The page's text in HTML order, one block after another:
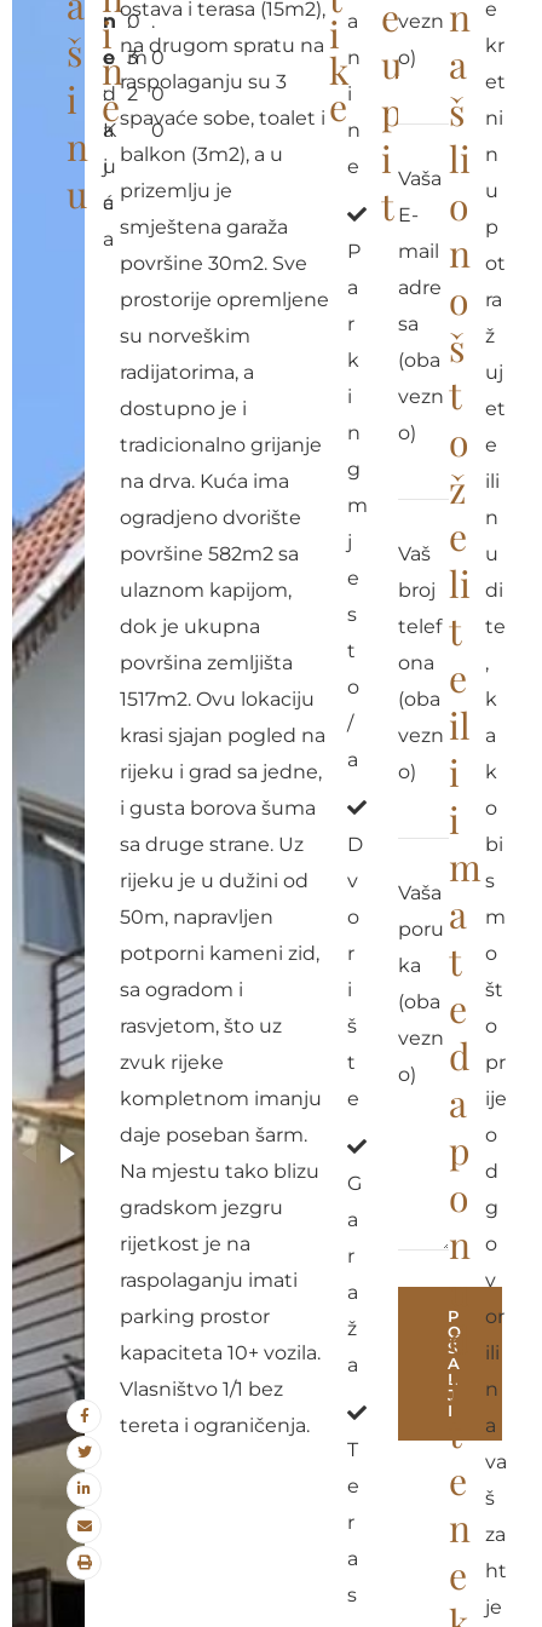
š
i
n
u
n
r
o
d
a
j
a
n
e
:
K
u
ć
a
0
m
2
:
3
.
0
0
0
i
n
e
ostava i terasa (15m2),
na drugom spratu na
raspolaganju su 3
spavaće sobe, toalet i
balkon (3m2), a u
prizemlju je
smještena garaža
površine 30m2. Sve
prostorije opremljene
su norveškim
radijatorima, a
dostupno je i
tradicionalno grijanje
na drva. Kuća ima
ogradjeno dvorište
površine 582m2 sa
ulaznom kapijom,
dok je ukupna
površina zemljišta
1517m2. Ovu lokaciju
krasi sjajan pogled na
rijeku i grad sa jedne,
i gusta borova šuma
sa druge strane. Uz
rijeku je u dužini od
50m, napravljen
potporni kameni zid,
sa ogradom i
rasvjetom, što uz
zvuk rijeke
kompletnom imanju
daje poseban šarm.
Na mjestu tako blizu
gradskom jezgru
rijetkost je na
raspolaganju imati
parking prostor
kapaciteta 10+ vozila.
Vlasništvo 1/1 bez
tereta i ograničenja.
i
k
e
a
n
i
n
e
P
a
r
k
i
n
g
m
j
e
s
t
o
/
a
D
v
o
r
i
š
t
e
G
a
r
a
ž
a
T
e
r
a
s
e
u
p
i
t
vezn
o)
Vaša
E-
mail
adre
sa
(oba
vezn
o)
Vaš
broj
telef
ona
(oba
vezn
o)
Vaša
poru
ka
(oba
vezn
o)
P
O
Š
A
L
J
I
n
a
š
li
o
n
o
š
t
o
ž
e
li
t
e
il
i
i
m
a
t
e
d
a
p
o
n
u
d
i
t
e
n
e
e
kr
et
ni
n
u
p
ot
ra
ž
uj
et
e
ili
n
u
di
te
,
k
a
k
o
bi
s
m
o
št
o
pr
ije
o
d
g
o
v
or
ili
n
a
va
š
za
ht
je